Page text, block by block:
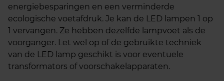
energiebesparingen en een verminderde
ecologische voetafdruk. Je kan de LED lampen 1 op
1 vervangen. Ze hebben dezelfde lampvoet als de
voorganger. Let wel op of de gebruikte techniek
van de LED lamp geschikt is voor eventuele
transformators of voorschakelapparaten.